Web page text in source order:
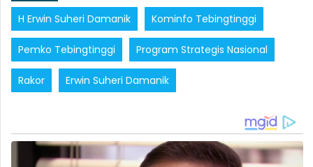
H Erwin Suheri Damanik Kominfo Tebingtinggi
Pemko Tebingtinggi Program Strategis Nasional
Rakor Erwin Suheri Damanik